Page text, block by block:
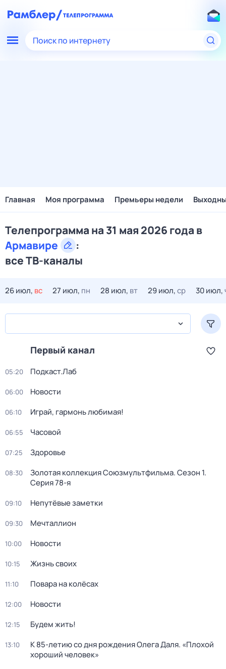
Поиск по интернету
Главная Моя программа Премьеры недели
Телепрограмма на 31 мая 2026 года в
Армавире
:
все ТВ-каналы
26 июл, вс 27 июл, пн 28 июл, вт 29 июл,ср 30 июл,
Первый канал
05:20 Подкаст.Лаб
06:00 Новости
06:10 Играй, гармонь любимая!
06:55 Часовой
07:25 Здоровье
08:30 Золотая коллекция Союзмультфильма. Сезон 1.
Серия 78-я
09:10 Непутёвые заметки
09:30 Мечталлион
10:00 Новости
10:15 Жизнь своих
11:10 Повара на колёсах
12:00 Новости
12:15 Будем жить!
13:10
К 85-летию со дня рождения Олега Даля. «Плохой
хороший человек»